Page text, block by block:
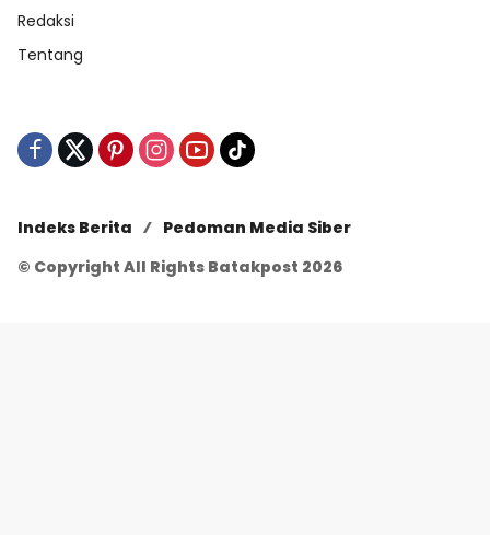
Redaksi
Tentang
Indeks Berita
Pedoman Media Siber
© Copyright All Rights Batakpost 2026